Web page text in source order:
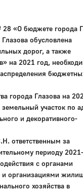
«О бюджете города
обусловлена
дорог, а также
на 2021 год,
города Глазова на
участок по
и декоративного-
ответственным за
периоду
с органами
и организациями
хозяйства в